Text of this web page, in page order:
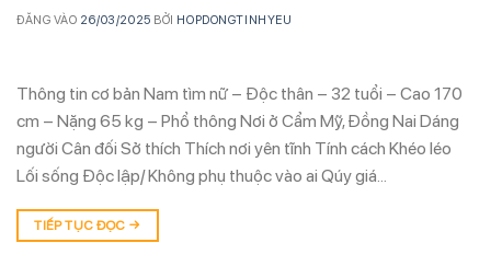
ĐĂNG VÀO 26/03/2025 BỞI HOPDONGTINHYEU
Thông tin cơ bản Nam tìm nữ – Độc thân – 32 tuổi – Cao 170
cm – Nặng 65 kg – Phổ thông Nơi ở Cẩm Mỹ, Đồng Nai Dáng
người Cân đối Sở thích Thích nơi yên tĩnh Tính cách Khéo léo
Lối sống Độc lập/ Không phụ thuộc vào ai Qúy giá…
TIẾP TỤC ĐỌC →